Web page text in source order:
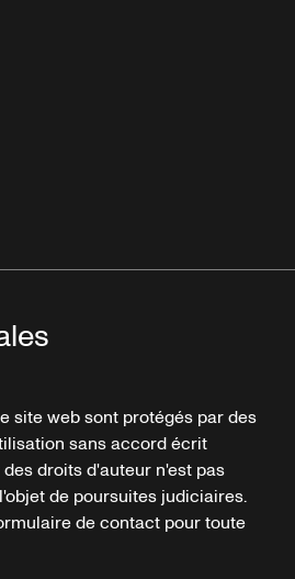
site web sont protégés par des
sans accord écrit
droits d'auteur n'est pas
de poursuites judiciaires.
de contact pour toute